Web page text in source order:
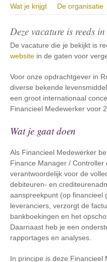
Wat je krijgt De organisatie
Deze vacature is reeds
De vacature die je bekijkt is
website in de gaten voor
Voor onze opdrachtgever in
diverse bekende
een groot internationaal
Financieel Medewerker voor
Wat je gaat doen
Als Financieel Medewerker
Finance Manager / Controller
verantwoordelijk voor de
debiteuren- en
aanspreekpunt (op financieel
leveranciers, verzorgt de
bankboekingen en het
Daarnaast heb je een
rapportages en analyses.
In principe is deze Financieel